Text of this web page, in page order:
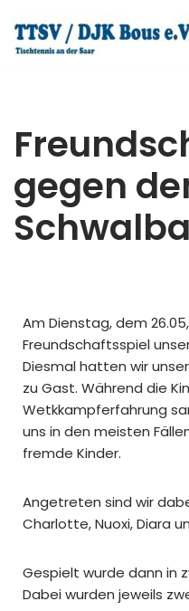
Zum
gegen
Am Dienstag, dem
Freundschaftsspiel
Diesmal hatten wir
zu Gast. Während die
Wetkkampferfahrung
uns in den meisten
fremde Kinder.
Angetreten sind wir
Charlotte, Nuoxi, Diara
Gespielt wurde dann in
Dabei wurden jeweils